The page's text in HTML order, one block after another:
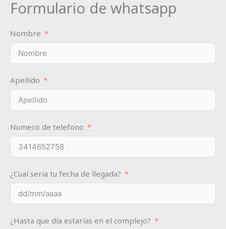
Formulario de whatsapp
Nombre
Apellido
Numero de telefono
¿Cual seria tu fecha de llegada?
¿Hasta que día estarías en el complejo?